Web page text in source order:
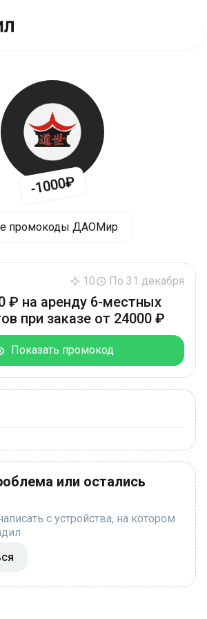
-1000₽
промокоды ДАОМир
10 По 31 декабря
₽ на аренду 6-местных
при заказе от 24000 ₽
Показать промокод
или остались
с устройства, на котором